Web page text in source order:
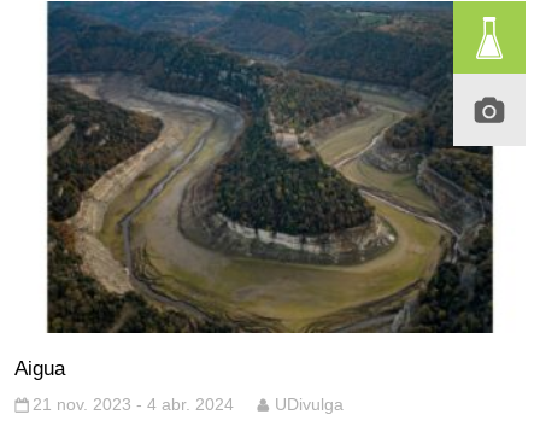
Aigua
21 nov. 2023 - 4 abr. 2024 UDivulga